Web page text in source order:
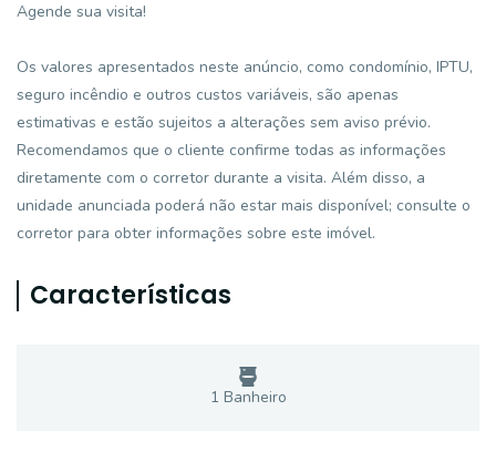
Agende sua visita!
Os valores apresentados neste anúncio, como condomínio, IPTU,
seguro incêndio e outros custos variáveis, são apenas
estimativas e estão sujeitos a alterações sem aviso prévio.
Recomendamos que o cliente confirme todas as informações
diretamente com o corretor durante a visita. Além disso, a
unidade anunciada poderá não estar mais disponível; consulte o
corretor para obter informações sobre este imóvel.
Características
1 Banheiro